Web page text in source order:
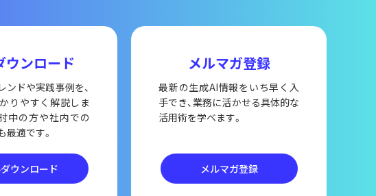
ウンロード
ンドや実践事例を、
りやすく解説しま
中の方や社内での
最適です。
ウンロード
メルマガ登録
最新の生成AI情報をいち早く入
手でき、業務に活かせる具体的な
活用術を学べます。
メルマガ登録